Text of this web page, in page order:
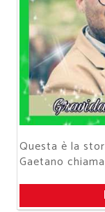
Questa è la
Gaetano